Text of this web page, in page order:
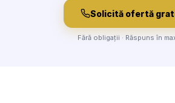
Solicită ofertă
Fără obligații · Răspuns în